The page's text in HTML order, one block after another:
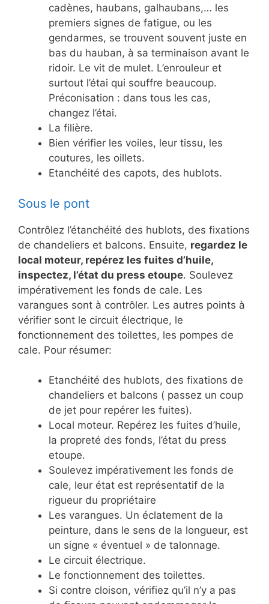
cadènes, haubans, galhaubans,… les
premiers signes de fatigue, ou les
gendarmes, se trouvent souvent juste en
bas du hauban, à sa terminaison avant le
ridoir. Le vit de mulet. L’enrouleur et
surtout l’étai qui souffre beaucoup.
Préconisation : dans tous les cas,
changez l’étai.
La filière.
Bien vérifier les voiles, leur tissu, les
coutures, les oillets.
Etanchéité des capots, des hublots.
Sous le pont
Contrôlez l’étanchéité des hublots, des fixations
de chandeliers et balcons. Ensuite, regardez le
local moteur, repérez les fuites d’huile,
inspectez, l’état du press etoupe. Soulevez
impérativement les fonds de cale. Les
varangues sont à contrôler. Les autres points à
vérifier sont le circuit électrique, le
fonctionnement des toilettes, les pompes de
cale. Pour résumer:
Etanchéité des hublots, des fixations de
chandeliers et balcons ( passez un coup
de jet pour repérer les fuites).
Local moteur. Repérez les fuites d’huile,
la propreté des fonds, l’état du press
etoupe.
Soulevez impérativement les fonds de
cale, leur état est représentatif de la
rigueur du propriétaire
Les varangues. Un éclatement de la
peinture, dans le sens de la longueur, est
un signe « éventuel » de talonnage.
Le circuit électrique.
Le fonctionnement des toilettes.
Si contre cloison, vérifiez qu’il n’y a pas